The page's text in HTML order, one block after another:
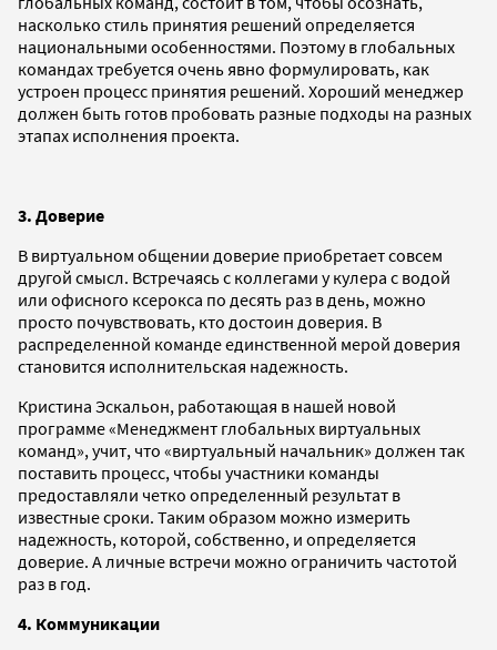
насколько стиль принятия решений определяется
национальными особенностями. Поэтому в глобальных
командах требуется очень явно формулировать, как
устроен процесс принятия решений. Хороший менеджер
должен быть готов пробовать разные подходы на разных
этапах исполнения проекта.
3. Доверие
В виртуальном общении доверие приобретает совсем
другой смысл. Встречаясь с коллегами у кулера с водой
или офисного ксерокса по десять раз в день, можно
просто почувствовать, кто достоин доверия. В
распределенной команде единственной мерой доверия
становится исполнительская надежность.
Кристина Эскальон, работающая в нашей новой
программе «Менеджмент глобальных виртуальных
команд», учит, что «виртуальный начальник» должен так
поставить процесс, чтобы участники команды
предоставляли четко определенный результат в
известные сроки. Таким образом можно измерить
надежность, которой, собственно, и определяется
доверие. А личные встречи можно ограничить частотой
раз в год.
4. Коммуникации